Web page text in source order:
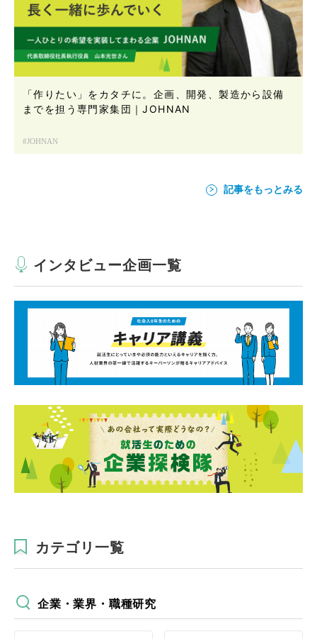
「作りたい」をカタチに。企画、開発、製造から設備
までを担う専門家集団｜JOHNAN
JOHNAN
記事をもっとみる
インタビュー企画一覧
カテゴリ一覧
企業・業界・職種研究